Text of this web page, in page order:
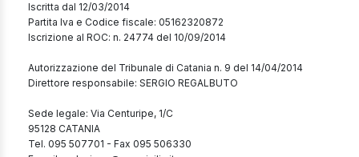
Iscritta dal 12/03/2014
Partita Iva e Codice fiscale: 05162320872
Iscrizione al ROC: n. 24774 del 10/09/2014
Autorizzazione del Tribunale di Catania n. 9 del 14/04/2014
Direttore responsabile: SERGIO REGALBUTO
Sede legale: Via Centuripe, 1/C
95128 CATANIA
Tel. 095 507701 - Fax 095 506330